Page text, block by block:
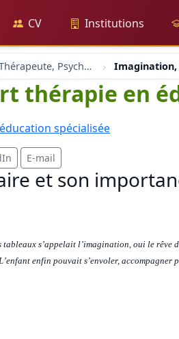
CV Institutions
Thérapie, Thérapeute, Psychothérapie Imagination,
thérapie en
E-mail
et son
s’appelait l’imagination, oui le rêve
enfin pouvait s’envoler,